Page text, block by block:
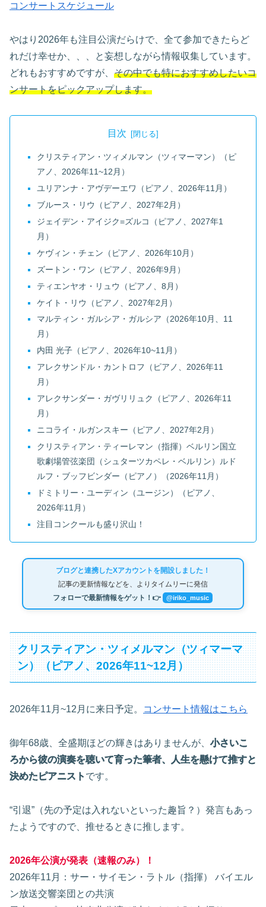
コンサートスケジュール
やはり2026年も注目公演だらけで、全て参加できたらど
れだけ幸せか、、、と妄想しながら情報収集しています。
どれもおすすめですが、 その中でも特におすすめしたいコ
ンサートをピックアップします。
目次
クリスティアン・ツィメルマン（ツィマーマン）（ピ
アノ、2026年11~12月）
ユリアンナ・アヴデーエワ（ピアノ、2026年11月）
ブルース・リウ（ピアノ、2027年2月）
ジェイデン・アイジク=ズルコ（ピアノ、2027年1
月）
ケヴィン・チェン（ピアノ、2026年10月）
ズートン・ワン（ピアノ、2026年9月）
ティエンヤオ・リュウ（ピアノ、8月）
ケイト・リウ（ピアノ、2027年2月）
マルティン・ガルシア・ガルシア（2026年10月、11
月）
内田 光子（ピアノ、2026年10~11月）
アレクサンドル・カントロフ（ピアノ、2026年11
月）
アレクサンダー・ガヴリリュク（ピアノ、2026年11
月）
ニコライ・ルガンスキー（ピアノ、2027年2月）
クリスティアン・ティーレマン（指揮）ベルリン国立
歌劇場管弦楽団（シュターツカペレ・ベルリン）ルド
ルフ・ブッフビンダー（ピアノ）（2026年11月）
ドミトリー・ユーディン（ユージン）（ピアノ、
2026年11月）
注目コンクールも盛り沢山！
ブログと連携したXアカウントを開設しました！
記事の更新情報などを、よりタイムリーに発信
フォローで最新情報をゲット！👉 @iriko_music
クリスティアン・ツィメルマン（ツィマーマ
ン）（ピアノ、2026年11~12月）
2026年11月~12月に来日予定。 コンサート情報はこちら
御年68歳、全盛期ほどの輝きはありませんが、小さいこ
ろから彼の演奏を聴いて育った筆者、人生を懸けて推すと
決めたピアニストです。
“引退”（先の予定は入れないといった趣旨？）発言もあっ
たようですので、推せるときに推します。
2026年公演が発表（速報のみ）！
2026年11月：サー・サイモン・ラトル（指揮） バイエル
ン放送交響楽団との共演